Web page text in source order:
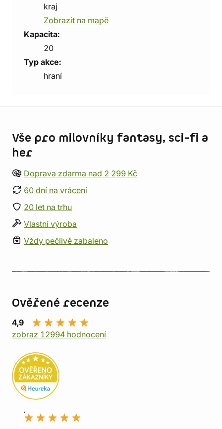
kraj
Zobrazit na mapě
Kapacita:
20
Typ akce:
hraní
Vše pro milovníky fantasy, sci-fi a
her
Doprava zdarma nad 2 299 Kč
60 dní na vrácení
20 let na trhu
Vlastní výroba
Vždy pečlivě zabaleno
Ověřené recenze
4,9
zobraz 12994 hodnocení